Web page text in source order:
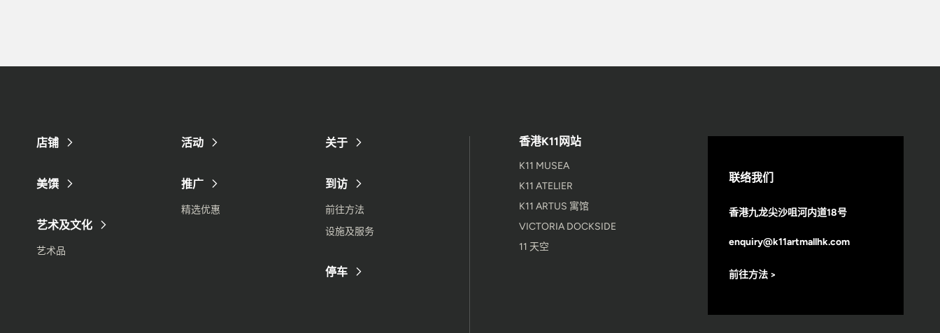
店铺
美馔
艺术及文化
艺术品
活动
推广
精选优惠
关于
到访
前往方法
设施及服务
停车
香港K11网站
K11 MUSEA
K11 ATELIER
K11 ARTUS 寓馆
VICTORIA DOCKSIDE
11 天空
联络我们
香港九龙尖沙咀河内道18号
enquiry@k11artmallhk.com
前往方法 >